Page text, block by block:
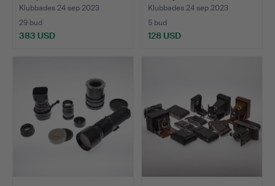
Klubbades 24 sep 2023
29 bud
383 USD
Klubbades 24 sep 2023
5 bud
128 USD